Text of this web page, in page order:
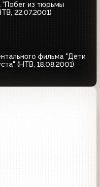
"Побег из тюрьмы
22.07.2001)
фильма "Дети
(НТВ, 18.08.2001)